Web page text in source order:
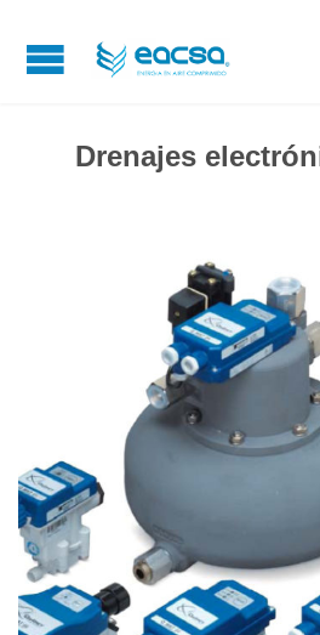
Drenajes